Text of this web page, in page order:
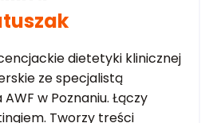
dietetyki klinicznej
ze specjalistą
w Poznaniu. Łączy
Tworzy treści